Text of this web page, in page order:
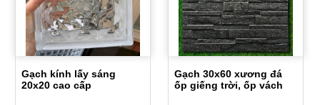
Gạch kính lấy sáng
20x20 cao cấp
Gạch 30x60 xương đá
ốp giếng trời, ốp vách